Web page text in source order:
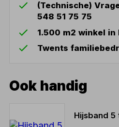
(Technische)
548 51 75 75
1.500 m2 winkel in
Twents
Ook handig
Hijsband